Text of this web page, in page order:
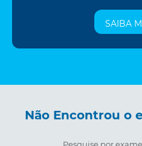
SAIBA
Não Encontrou o